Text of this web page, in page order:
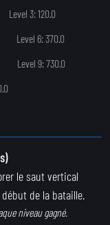
Level 3: 120.0
Level 6: 370.0
Level 9: 730.0
le saut vertical
de la bataille.
niveau gagné.